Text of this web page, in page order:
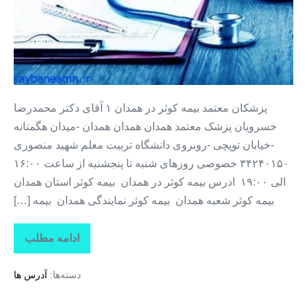
کوثر
در
همدان
پزشکان معتمد بیمه کوثر در همدان ۱ آقای دکتر محمدرضا
خسرویان پزشک معتمد همدان همدان همدان -میدان هگمتانه
-خیابان توپچی -روبروی دانشگاه تربیت معلم شهید منصوری
۳۴۲۴۰۱۵۰ خصوصی روزهای شنبه تا پنجشنبه از ساعت ۱۶:۰۰
الی ۱۹:۰۰ ادرس بیمه کوثر در همدان بیمه کوثر استان همدان
بیمه کوثر شعبه همدان بیمه کوثر نمایندگی همدان بیمه […]
ادامه مطلب
پزشکان
معتمد
کوثردسته‌ها: آدرس ها